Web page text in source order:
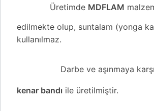
Üretimde MDFLAM
edilmekte olup, suntalam (yonga
kullanılmaz.
Darbe ve aşınmaya
kenar bandı ile üretilmiştir.